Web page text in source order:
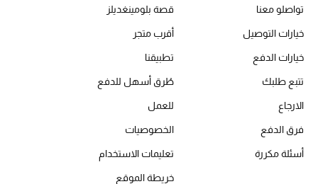
الحقائب
الموسم الجديد
الحقائب النسائية
دليل ملتزمات الحقائب
حقائب رجالية
تواصلو معنا
خيارات التوصيل
خيارات الدفع
تتبع طلبك
الارجاع
فرق الدفع
أسئلة مكررة
قصة بلومينغديلز
أقرب متجر
تطبيقنا
طُرق أسهل للدفع
للعمل
الخصوصيات
تعليمات الاستخدام
خريطة الموقع